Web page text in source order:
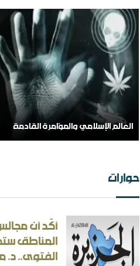
العالم الإسلامي والمؤامرة القادمة
من الهامش إلى المركز السلفية في
حوارات
أكّد أن
المناطق
الفتوى.. د.